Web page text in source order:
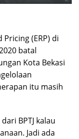
(ERP) di
batal
Kota Bekasi
itu masih
BPTJ kalau
Jadi ada